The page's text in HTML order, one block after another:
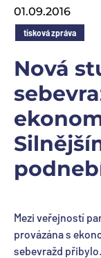
01.09.2016
tisková zpráva
Nová
Mezi veřejností
provázána s
sebevražd